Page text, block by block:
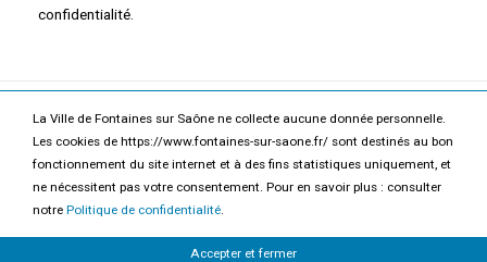
La Ville de Fontaines sur Saône ne collecte aucune donnée personnelle.
Les cookies de https://www.fontaines-sur-saone.fr/ sont destinés au bon
fonctionnement du site internet et à des fins statistiques uniquement, et
ne nécessitent pas votre consentement. Pour en savoir plus : consulter
notre Politique de confidentialité.
Accepter et fermer
confidentialité.
Mentions légales
Politique de confidentialité
Accessibilité
Contact
2026 Ville de Fontaines-sur-Saône